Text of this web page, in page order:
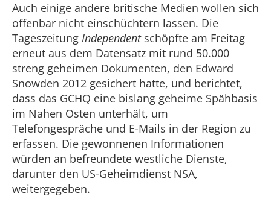
Auch einige andere britische Medien wollen sich
offenbar nicht einschüchtern lassen. Die
Tageszeitung Independent schöpfte am Freitag
erneut aus dem Datensatz mit rund 50.000
streng geheimen Dokumenten, den Edward
Snowden 2012 gesichert hatte, und berichtet,
dass das GCHQ eine bislang geheime Spähbasis
im Nahen Osten unterhält, um
Telefongespräche und E-Mails in der Region zu
erfassen. Die gewonnenen Informationen
würden an befreundete westliche Dienste,
darunter den US-Geheimdienst NSA,
weitergegeben.